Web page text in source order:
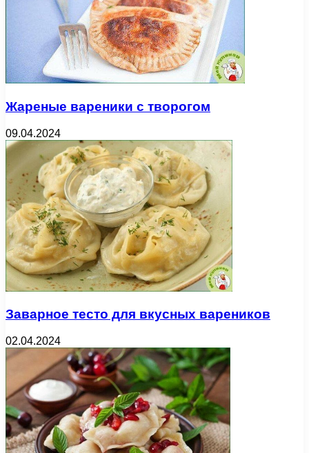
Жареные вареники с творогом
09.04.2024
Заварное тесто для вкусных вареников
02.04.2024